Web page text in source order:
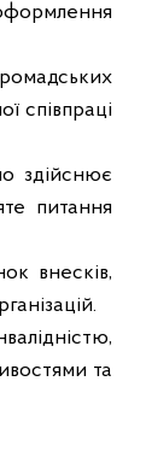
співпраці
здійснює
питання
внесків,
та